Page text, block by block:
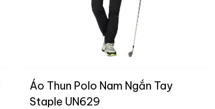
Áo Thun Polo Nam Ngắn Tay
Staple UN629